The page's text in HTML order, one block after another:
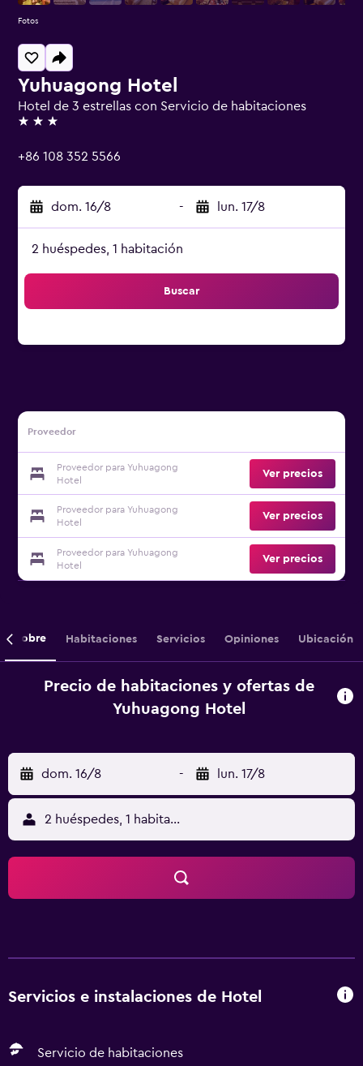
Yuhuagong Hotel
Hotel de 3 estrellas con Servicio de habitaciones
3 estrellas
+86 108 352 5566
dom. 16/8 - lun. 17/8
2 huéspedes, 1 habitación
Buscar
Proveedor
Proveedor para Yuhuagong
Hotel
Ver precios
Proveedor para Yuhuagong
Hotel
Ver precios
Proveedor para Yuhuagong
Hotel
Ver precios
Fotos
Sobre Habitaciones Servicios Opiniones Ubicación
Precio de habitaciones y ofertas de
Yuhuagong Hotel
dom. 16/8 - lun. 17/8
2 huéspedes, 1 habitación
Servicios e instalaciones de Hotel
Servicio de habitaciones